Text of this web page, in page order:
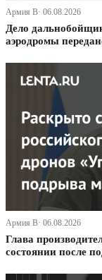
Армия В· 06.08.2026
Дело
аэродромы
Армия В· 06.08.2026
Глава
состоянии после